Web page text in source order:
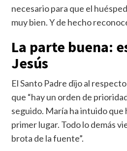
necesario para que el
muy bien. Y de hecho
La parte buena:
Jesús
El Santo Padre dijo al
que “hay un orden de
seguido. María ha intuido que
primer lugar. Todo lo demás
brota de la fuente”.